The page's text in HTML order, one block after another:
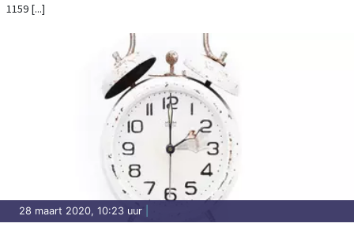
1159 [...]
28 maart 2020, 10:23 uur